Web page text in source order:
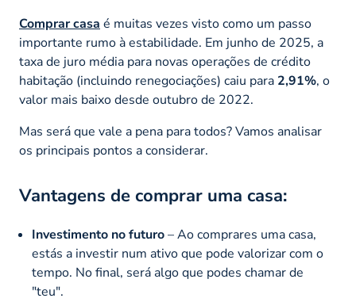
Comprar casa é muitas vezes visto como um passo
importante rumo à estabilidade. Em junho de 2025, a
taxa de juro média para novas operações de crédito
habitação (incluindo renegociações) caiu para 2,91%, o
valor mais baixo desde outubro de 2022.
Mas será que vale a pena para todos? Vamos analisar
os principais pontos a considerar.
Vantagens de comprar uma casa:
Investimento no futuro– Ao comprares uma casa,
estás a investir num ativo que pode valorizar com o
tempo. No final, será algo que podes chamar de
"teu".